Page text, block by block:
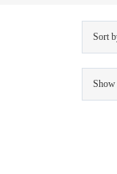
Sort
Show